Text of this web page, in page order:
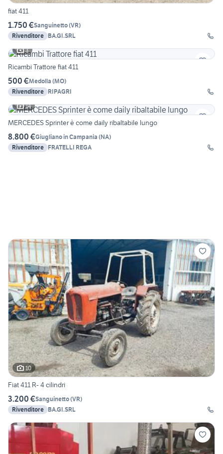
fiat 411
1.750 €Sanguinetto(VR)
Rivenditore BA.GI.SRL
3
Ricambi Trattore fiat 411
500 €Medolla (MO)
Rivenditore RIPAGRI
14
MERCEDES Sprinter è come daily ribaltabile lungo
8.800 €Giugliano in Campania (NA)
Rivenditore FRATELLI REGA
10
Fiat 411 R- 4 cilindri
3.200 €Sanguinetto(VR)
Rivenditore BA.GI.SRL